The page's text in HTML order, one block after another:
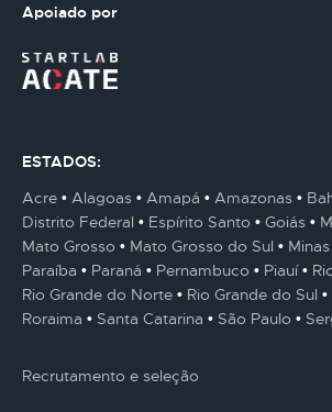
Apoiado por
ESTADOS:
Acre
Alagoas Amapá Amazonas
Distrito Federal
Espírito Santo Goiás
Mato Grosso
Mato Grosso do Sul
Paraíba
Paraná Pernambuco Piauí
Rio Grande do Norte
Rio Grande do Sul
Roraima
Santa Catarina São Paulo
Recrutamento e seleção